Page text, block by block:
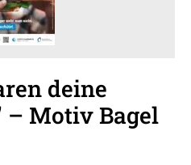
deine
– Motiv Bagel